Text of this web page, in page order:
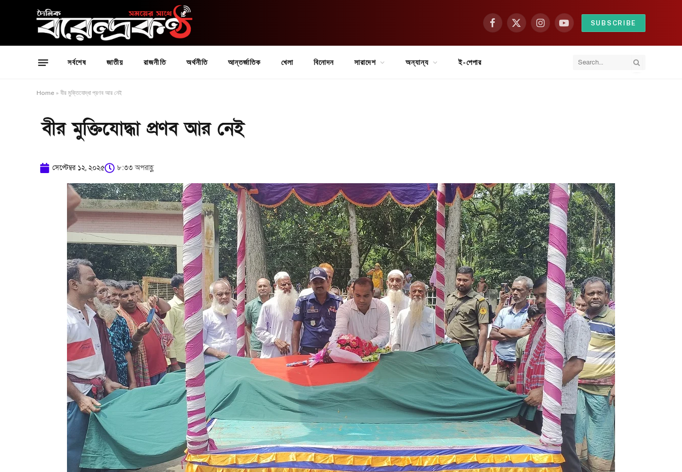
Facebook
X
InstagramYouTubeSUBSCRIBE
সর্বশেষ জাতীয় রাজনীতি অর্থনীতি আন্তর্জাতিক খেলা বিনোদন সারাদেশ অন্যান্য ই-পেপার
Home » বীর মুক্তিযোদ্ধা প্রণব আর নেই
বীর মুক্তিযোদ্ধা প্রণব আর নেই
সেপ্টেম্বর ১২, ২০২৫ ৮:৩৩ অপরাহ্ণ